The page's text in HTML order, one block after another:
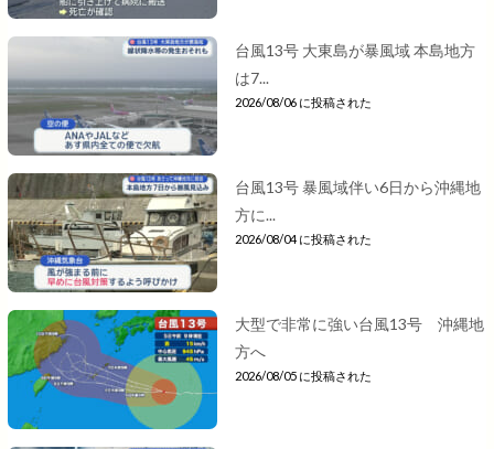
台風13号 大東島が暴風域 本島地方
は7...
2026/08/06 に投稿された
台風13号 暴風域伴い6日から沖縄地
方に...
2026/08/04 に投稿された
大型で非常に強い台風13号 沖縄地
方へ
2026/08/05 に投稿された